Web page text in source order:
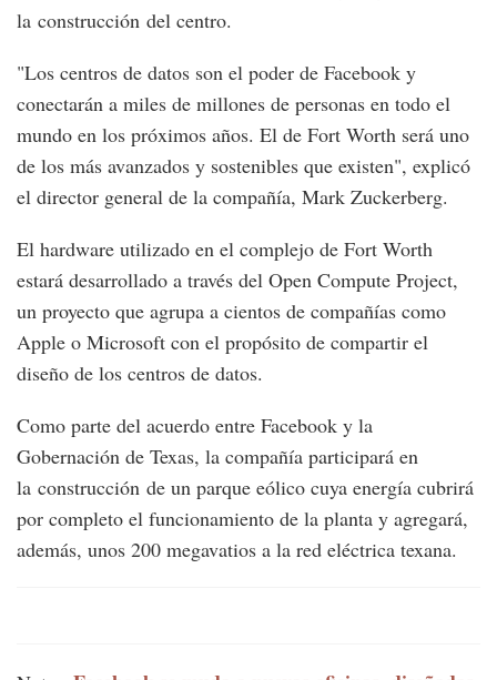
la construcción del centro.
"Los centros de datos son el poder de Facebook y
conectarán a miles de millones de personas en todo el
mundo en los próximos años. El de Fort Worth será uno
de los más avanzados y sostenibles que existen", explicó
el director general de la compañía, Mark Zuckerberg.
El hardware utilizado en el complejo de Fort Worth
estará desarrollado a través del Open Compute Project,
un proyecto que agrupa a cientos de compañías como
Apple o Microsoft con el propósito de compartir el
diseño de los centros de datos.
Como parte del acuerdo entre Facebook y la
Gobernación de Texas, la compañía participará en
la construcción de un parque eólico cuya energía cubrirá
por completo el funcionamiento de la planta y agregará,
además, unos 200 megavatios a la red eléctrica texana.